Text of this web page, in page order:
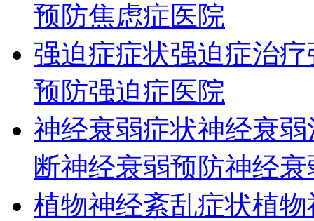
预防焦虑症医院
强迫症症状强迫症治疗
预防强迫症医院
神经衰弱症状神经衰弱
断神经衰弱预防神经
植物神经紊乱症状植物